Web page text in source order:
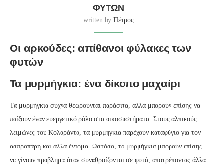
ΦΥΤΏΝ
written by Πέτρος
Οι αρκούδες: απίθανοι φύλακες των
φυτών
Τα μυρμήγκια: ένα δίκοπο μαχαίρι
Τα μυρμήγκια συχνά θεωρούνται παράσιτα, αλλά μπορούν επίσης να
παίξουν έναν ευεργετικό ρόλο στα οικοσυστήματα. Στους αλπικούς
λειμώνες του Κολοράντο, τα μυρμήγκια παρέχουν καταφύγιο για τον
ασπροπάρη και άλλα έντομα. Ωστόσο, τα μυρμήγκια μπορούν επίσης
να γίνουν πρόβλημα όταν συναθροίζονται σε φυτά, αποτρέποντας άλλα